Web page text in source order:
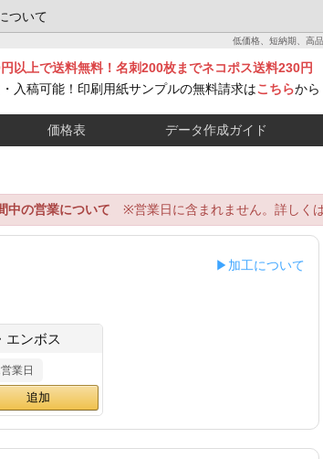
ついて
低価格、短納期、高
以上で送料無料！名刺200枚までネコポス送料230円
入稿可能！印刷用紙サンプルの無料請求はこちらから
価格表 データ作成ガイド
中の営業について ※営業日に含まれません。詳しく
▶加工について
エンボス
業日